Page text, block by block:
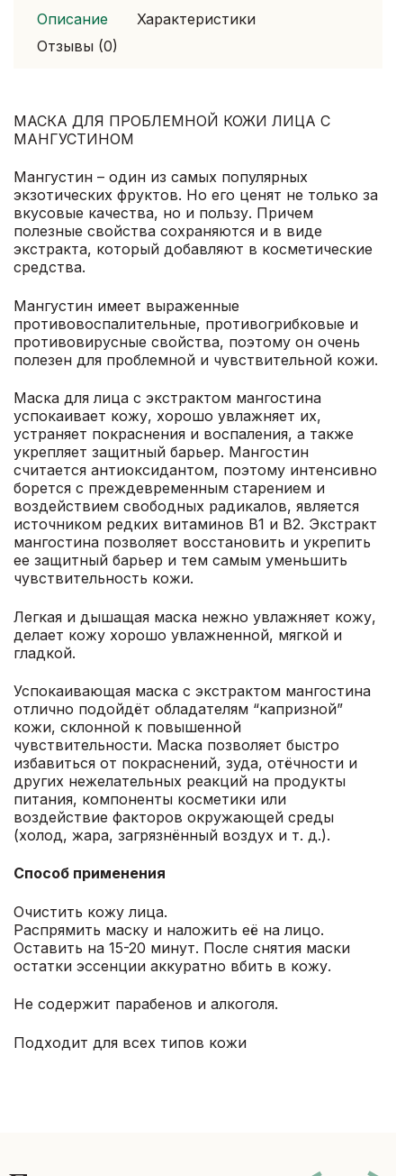
Описание
Характеристики
Отзывы (0)
МАСКА ДЛЯ ПРОБЛЕМНОЙ КОЖИ ЛИЦА С
МАНГУСТИНОМ
Мангустин – один из самых популярных
экзотических фруктов. Но его ценят не только за
вкусовые качества, но и пользу. Причем
полезные свойства сохраняются и в виде
экстракта, который добавляют в косметические
средства.
Мангустин имеет выраженные
противовоспалительные, противогрибковые и
противовирусные свойства, поэтому он очень
полезен для проблемной и чувствительной кожи.
Маска для лица с экстрактом мангостина
успокаивает кожу, хорошо увлажняет их,
устраняет покраснения и воспаления, а также
укрепляет защитный барьер. Мангостин
считается антиоксидантом, поэтому интенсивно
борется с преждевременным старением и
воздействием свободных радикалов, является
источником редких витаминов В1 и В2. Экстракт
мангостина позволяет восстановить и укрепить
ее защитный барьер и тем самым уменьшить
чувствительность кожи.
Легкая и дышащая маска нежно увлажняет кожу,
делает кожу хорошо увлажненной, мягкой и
гладкой.
Успокаивающая маска с экстрактом мангостина
отлично подойдёт обладателям “капризной”
кожи, склонной к повышенной
чувствительности. Маска позволяет быстро
избавиться от покраснений, зуда, отёчности и
других нежелательных реакций на продукты
питания, компоненты косметики или
воздействие факторов окружающей среды
(холод, жара, загрязнённый воздух и т. д.).
Способ применения
Очистить кожу лица.
Распрямить маску и наложить её на лицо.
Оставить на 15-20 минут. После снятия маски
остатки эссенции аккуратно вбить в кожу.
Не содержит парабенов и алкоголя.
Подходит для всех типов кожи